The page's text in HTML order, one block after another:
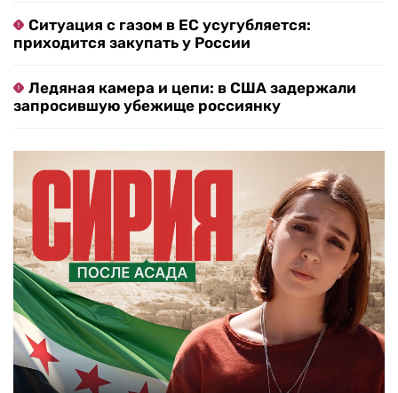
Ситуация с газом в ЕС усугубляется:
приходится закупать у России
Ледяная камера и цепи: в США задержали
запросившую убежище россиянку